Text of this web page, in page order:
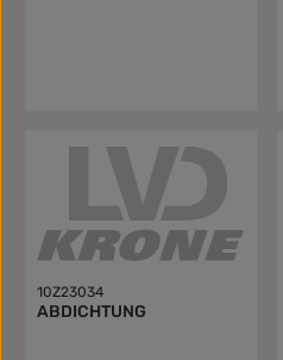
10Z23034
ABDICHTUNG